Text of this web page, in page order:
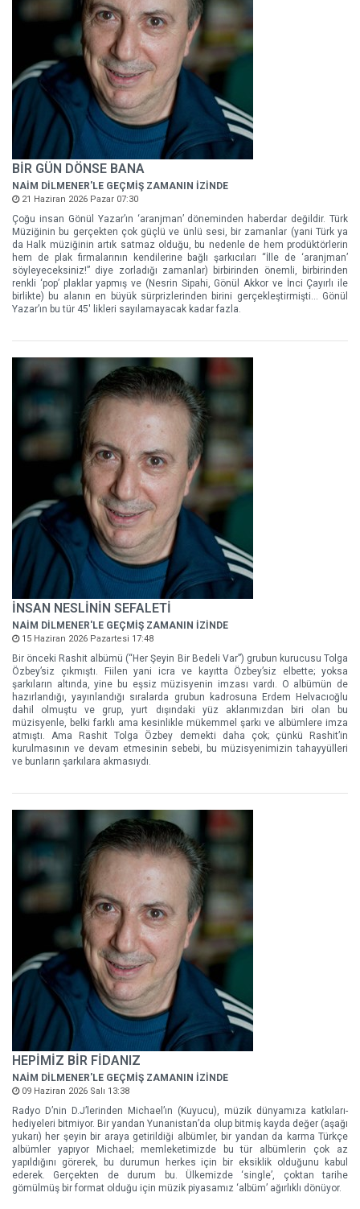
BİR GÜN DÖNSE BANA
NAİM DİLMENER'LE GEÇMİŞ ZAMANIN İZİNDE
21 Haziran 2026 Pazar 07:30
Çoğu insan Gönül Yazar’ın ‘aranjman’ döneminden haberdar değildir. Türk
Müziğinin bu gerçekten çok güçlü ve ünlü sesi, bir zamanlar (yani Türk ya
da Halk müziğinin artık satmaz olduğu, bu nedenle de hem prodüktörlerin
hem de plak firmalarının kendilerine bağlı şarkıcıları “İlle de ‘aranjman’
söyleyeceksiniz!” diye zorladığı zamanlar) birbirinden önemli, birbirinden
renkli ‘pop’ plaklar yapmış ve (Nesrin Sipahi, Gönül Akkor ve İnci Çayırlı ile
birlikte) bu alanın en büyük sürprizlerinden birini gerçekleştirmişti… Gönül
Yazar’ın bu tür 45' likleri sayılamayacak kadar fazla.
İNSAN NESLİNİN SEFALETİ
NAİM DİLMENER'LE GEÇMİŞ ZAMANIN İZİNDE
15 Haziran 2026 Pazartesi 17:48
Bir önceki Rashit albümü (“Her Şeyin Bir Bedeli Var”) grubun kurucusu Tolga
Özbey’siz çıkmıştı. Fiilen yani icra ve kayıtta Özbey’siz elbette; yoksa
şarkıların altında, yine bu eşsiz müzisyenin imzası vardı. O albümün de
hazırlandığı, yayınlandığı sıralarda grubun kadrosuna Erdem Helvacıoğlu
dahil olmuştu ve grup, yurt dışındaki yüz aklarımızdan biri olan bu
müzisyenle, belki farklı ama kesinlikle mükemmel şarkı ve albümlere imza
atmıştı. Ama Rashit Tolga Özbey demekti daha çok; çünkü Rashit’in
kurulmasının ve devam etmesinin sebebi, bu müzisyenimizin tahayyülleri
ve bunların şarkılara akmasıydı.
HEPİMİZ BİR FİDANIZ
NAİM DİLMENER'LE GEÇMİŞ ZAMANIN İZİNDE
09 Haziran 2026 Salı 13:38
Radyo D’nin D.J’lerinden Michael’ın (Kuyucu), müzik dünyamıza katkıları-
hediyeleri bitmiyor. Bir yandan Yunanistan’da olup bitmiş kayda değer (aşağı
yukarı) her şeyin bir araya getirildiği albümler, bir yandan da karma Türkçe
albümler yapıyor Michael; memleketimizde bu tür albümlerin çok az
yapıldığını görerek, bu durumun herkes için bir eksiklik olduğunu kabul
ederek. Gerçekten de durum bu. Ülkemizde ‘single’, çoktan tarihe
gömülmüş bir format olduğu için müzik piyasamız ‘albüm’ ağırlıklı dönüyor.